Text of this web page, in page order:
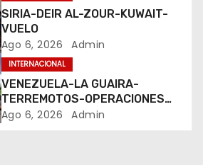
SIRIA-DEIR AL-ZOUR-KUWAIT-
VUELO
Ago 6, 2026 Admin
INTERNACIONAL
VENEZUELA-LA GUAIRA-
TERREMOTOS-OPERACIONES
AEREAS
Ago 6, 2026 Admin